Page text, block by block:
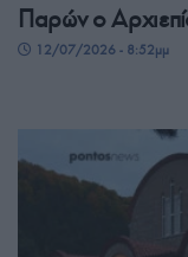
Παρών ο
12/07/2026 - 8:52μμ